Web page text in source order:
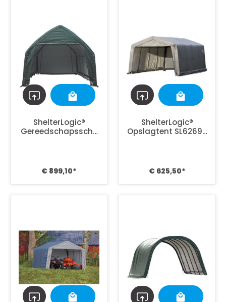
ShelterLogic®
Gereedschapsschu
€ 899,10*
ShelterLogic®
Opslagtent SL62697
€ 625,50*